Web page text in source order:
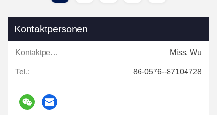
Kontaktpersonen
Kontaktpersonen: Miss. Wu
Tel.: 86-0576--87104728